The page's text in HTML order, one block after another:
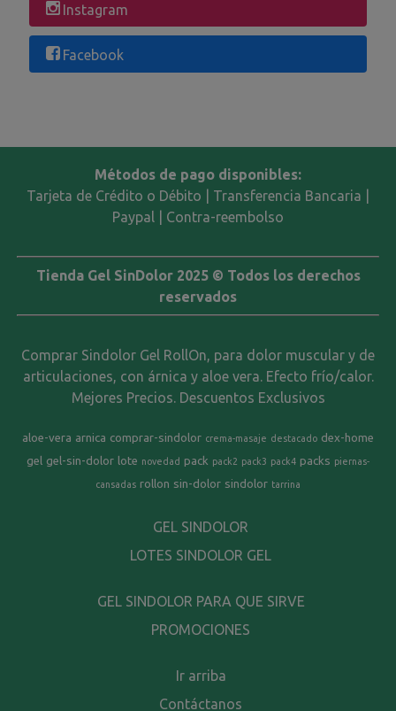
Instagram
Facebook
Métodos de pago disponibles:
Tarjeta de Crédito o Débito | Transferencia Bancaria |
Paypal | Contra-reembolso
Tienda Gel SinDolor 2025 © Todos los derechos
reservados
Comprar Sindolor Gel RollOn, para dolor muscular y de
articulaciones, con árnica y aloe vera. Efecto frío/calor.
Mejores Precios. Descuentos Exclusivos
aloe-vera arnica comprar-sindolor crema-masaje destacado dex-home
gel gel-sin-dolor lote novedad pack pack2 pack3 pack4 packs piernas-
cansadas rollon sin-dolor sindolor tarrina
GEL SINDOLOR
LOTES SINDOLOR GEL
GEL SINDOLOR PARA QUE SIRVE
PROMOCIONES
Ir arriba
Contáctanos